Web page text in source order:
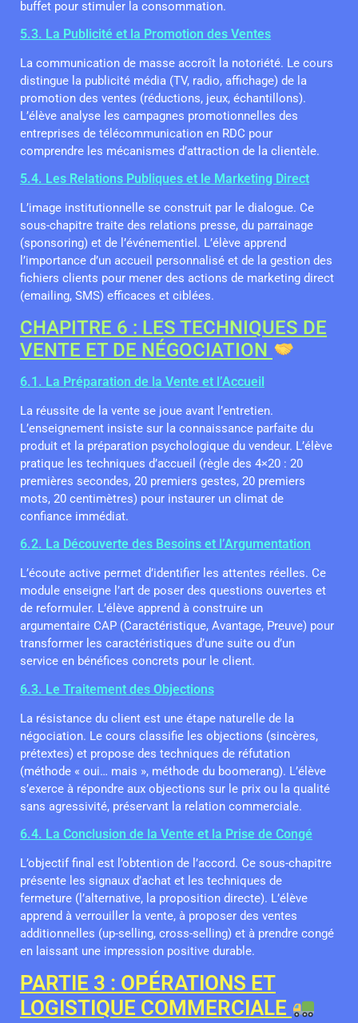
buffet pour stimuler la consommation.
5.3. La Publicité et la Promotion des Ventes
La communication de masse accroît la notoriété. Le cours
distingue la publicité média (TV, radio, affichage) de la
promotion des ventes (réductions, jeux, échantillons).
L’élève analyse les campagnes promotionnelles des
entreprises de télécommunication en RDC pour
comprendre les mécanismes d’attraction de la clientèle.
5.4. Les Relations Publiques et le Marketing Direct
L’image institutionnelle se construit par le dialogue. Ce
sous-chapitre traite des relations presse, du parrainage
(sponsoring) et de l’événementiel. L’élève apprend
l’importance d’un accueil personnalisé et de la gestion des
fichiers clients pour mener des actions de marketing direct
(emailing, SMS) efficaces et ciblées.
CHAPITRE 6 : LES TECHNIQUES DE
VENTE ET DE NÉGOCIATION
6.1. La Préparation de la Vente et l’Accueil
La réussite de la vente se joue avant l’entretien.
L’enseignement insiste sur la connaissance parfaite du
produit et la préparation psychologique du vendeur. L’élève
pratique les techniques d’accueil (règle des 4×20 : 20
premières secondes, 20 premiers gestes, 20 premiers
mots, 20 centimètres) pour instaurer un climat de
confiance immédiat.
6.2. La Découverte des Besoins et l’Argumentation
L’écoute active permet d’identifier les attentes réelles. Ce
module enseigne l’art de poser des questions ouvertes et
de reformuler. L’élève apprend à construire un
argumentaire CAP (Caractéristique, Avantage, Preuve) pour
transformer les caractéristiques d’une suite ou d’un
service en bénéfices concrets pour le client.
6.3. Le Traitement des Objections
La résistance du client est une étape naturelle de la
négociation. Le cours classifie les objections (sincères,
prétextes) et propose des techniques de réfutation
(méthode « oui… mais », méthode du boomerang). L’élève
s’exerce à répondre aux objections sur le prix ou la qualité
sans agressivité, préservant la relation commerciale.
6.4. La Conclusion de la Vente et la Prise de Congé
L’objectif final est l’obtention de l’accord. Ce sous-chapitre
présente les signaux d’achat et les techniques de
fermeture (l’alternative, la proposition directe). L’élève
apprend à verrouiller la vente, à proposer des ventes
additionnelles (up-selling, cross-selling) et à prendre congé
en laissant une impression positive durable.
PARTIE 3 : OPÉRATIONS ET
LOGISTIQUE COMMERCIALE